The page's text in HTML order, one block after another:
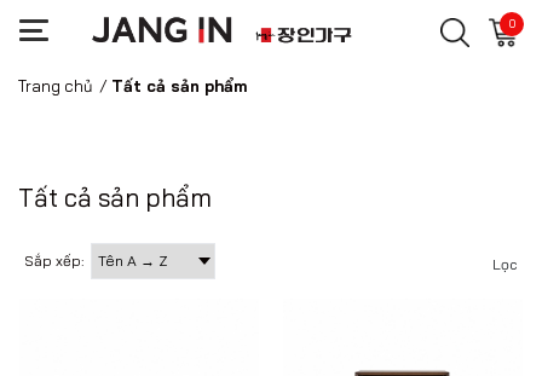
0
Trang chủ / Tất cả sản phẩm
Tất cả sản phẩm
Sắp xếp: Lọc